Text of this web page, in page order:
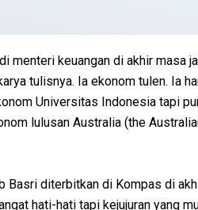
menteri keuangan di akhir masa
tulisnya. Ia ekonom tulen. Ia
Universitas Indonesia tapi
lulusan Australia (the
Basri diterbitkan di Kompas di
hati-hati tapi kejujuran yang